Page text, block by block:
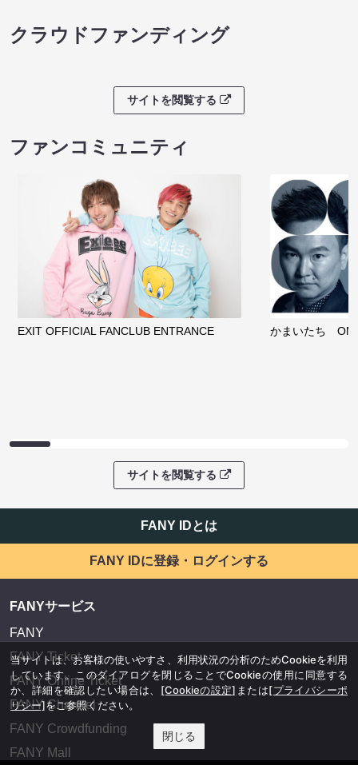
クラウドファンディング
サイトを閲覧する
ファンコミュニティ
EXIT OFFICIAL FANCLUB ENTRANCE かまいたち
サイトを閲覧する
FANY IDとは
FANY IDに登録・ログインする
FANYサービス
FANY
FANY Ticket
FANY Online Ticket
FANY Channel
FANY Crowdfunding
FANY Mall
当サイトは、お客様の使いやすさ、利用状況の分析のためCookieを利用
しています。このダイアログを閉じることでCookieの使用に同意する
か、詳細を確認したい場合は、 [Cookieの設定] または[プライバシーポ
リシー]をご参照ください。
閉じる